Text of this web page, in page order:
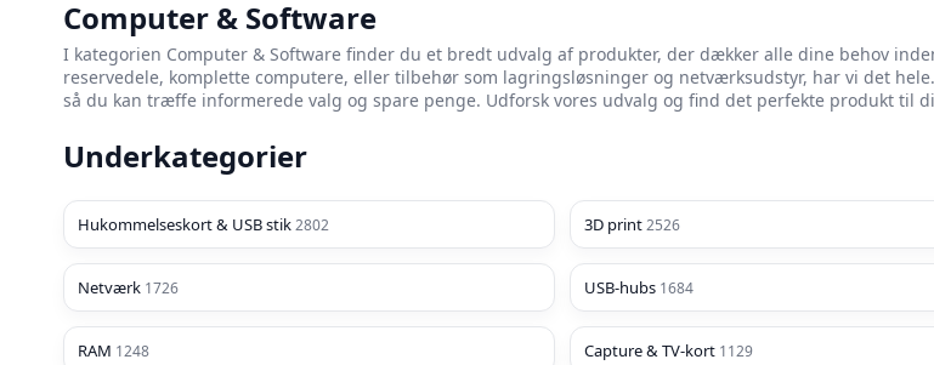
Computer & Software
I kategorien Computer & Software finder du et bredt udvalg af produkter, der dækker alle dine behov
reservedele, komplette computere, eller tilbehør som lagringsløsninger og netværksudstyr, har vi det
så du kan træffe informerede valg og spare penge. Udforsk vores udvalg og find det perfekte produkt til
Underkategorier
Hukommelseskort & USB stik2802 3D print2526
Netværk 1726 USB-hubs 1684
RAM 1248 Capture & TV-kort 1129